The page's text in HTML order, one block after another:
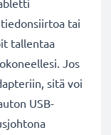
tai
tallentaa
Jos
sitä voi
USB-